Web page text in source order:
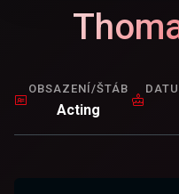
OBSAZENÍ/ŠTÁB
Acting